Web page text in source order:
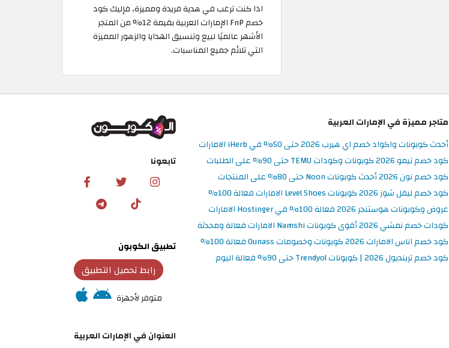
اذا كنت ترغب في هدية فريدة ومميزة، فإليك كود
خصم FnP الإمارات العربية بقيمة 12% من المتجر
الأشهر عالميًا لبيع وتنسيق الهدايا والزهور المميزة
التي تلائم جميع المناسبات.
متاجر مميزة في الإمارات العربية
أحدث كوبونات واكواد خصم اي هيرب 2026 حتى 50% في iHerb الامارات
كود خصم تيمو 2026 كوبونات وكودات TEMU حتى 90% على الطلبات
كود خصم نون 2026 أحدث كوبونات Noon حتى 80% على المنتجات
كود خصم ليفل شوز 2026 كوبونات Level Shoes الامارات فعالة 100%
عروض وكوبونات هوستنجر 2026 فعالة 100% في Hostinger الامارات
كودات خصم نمشي 2026 أقوى كوبونات Namshi الامارات فعالة ومحدثة
كود خصم اناس الامارات 2026 كوبونات وخصومات Ounass فعالة 100%
كود خصم ترينديول 2026 | كوبونات Trendyol حتى 90% فعالة اليوم
تابعونا
تطبيق الكوبون
رابط تحميل التطبيق
متوفر لأجهزة
العنوان في الإمارات العربية